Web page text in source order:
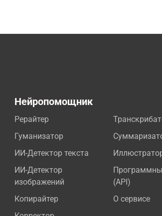
Нейропомощник
Рерайтер
Гуманизатор
ИИ-Детектор текста
ИИ-Детектор
изображений
Копирайтер
(API)
О сервисе